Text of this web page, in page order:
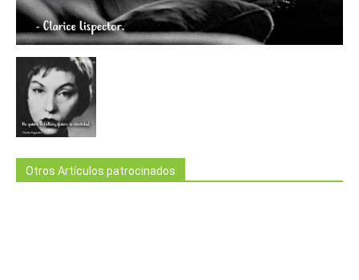
Otros Artículos patrocinados